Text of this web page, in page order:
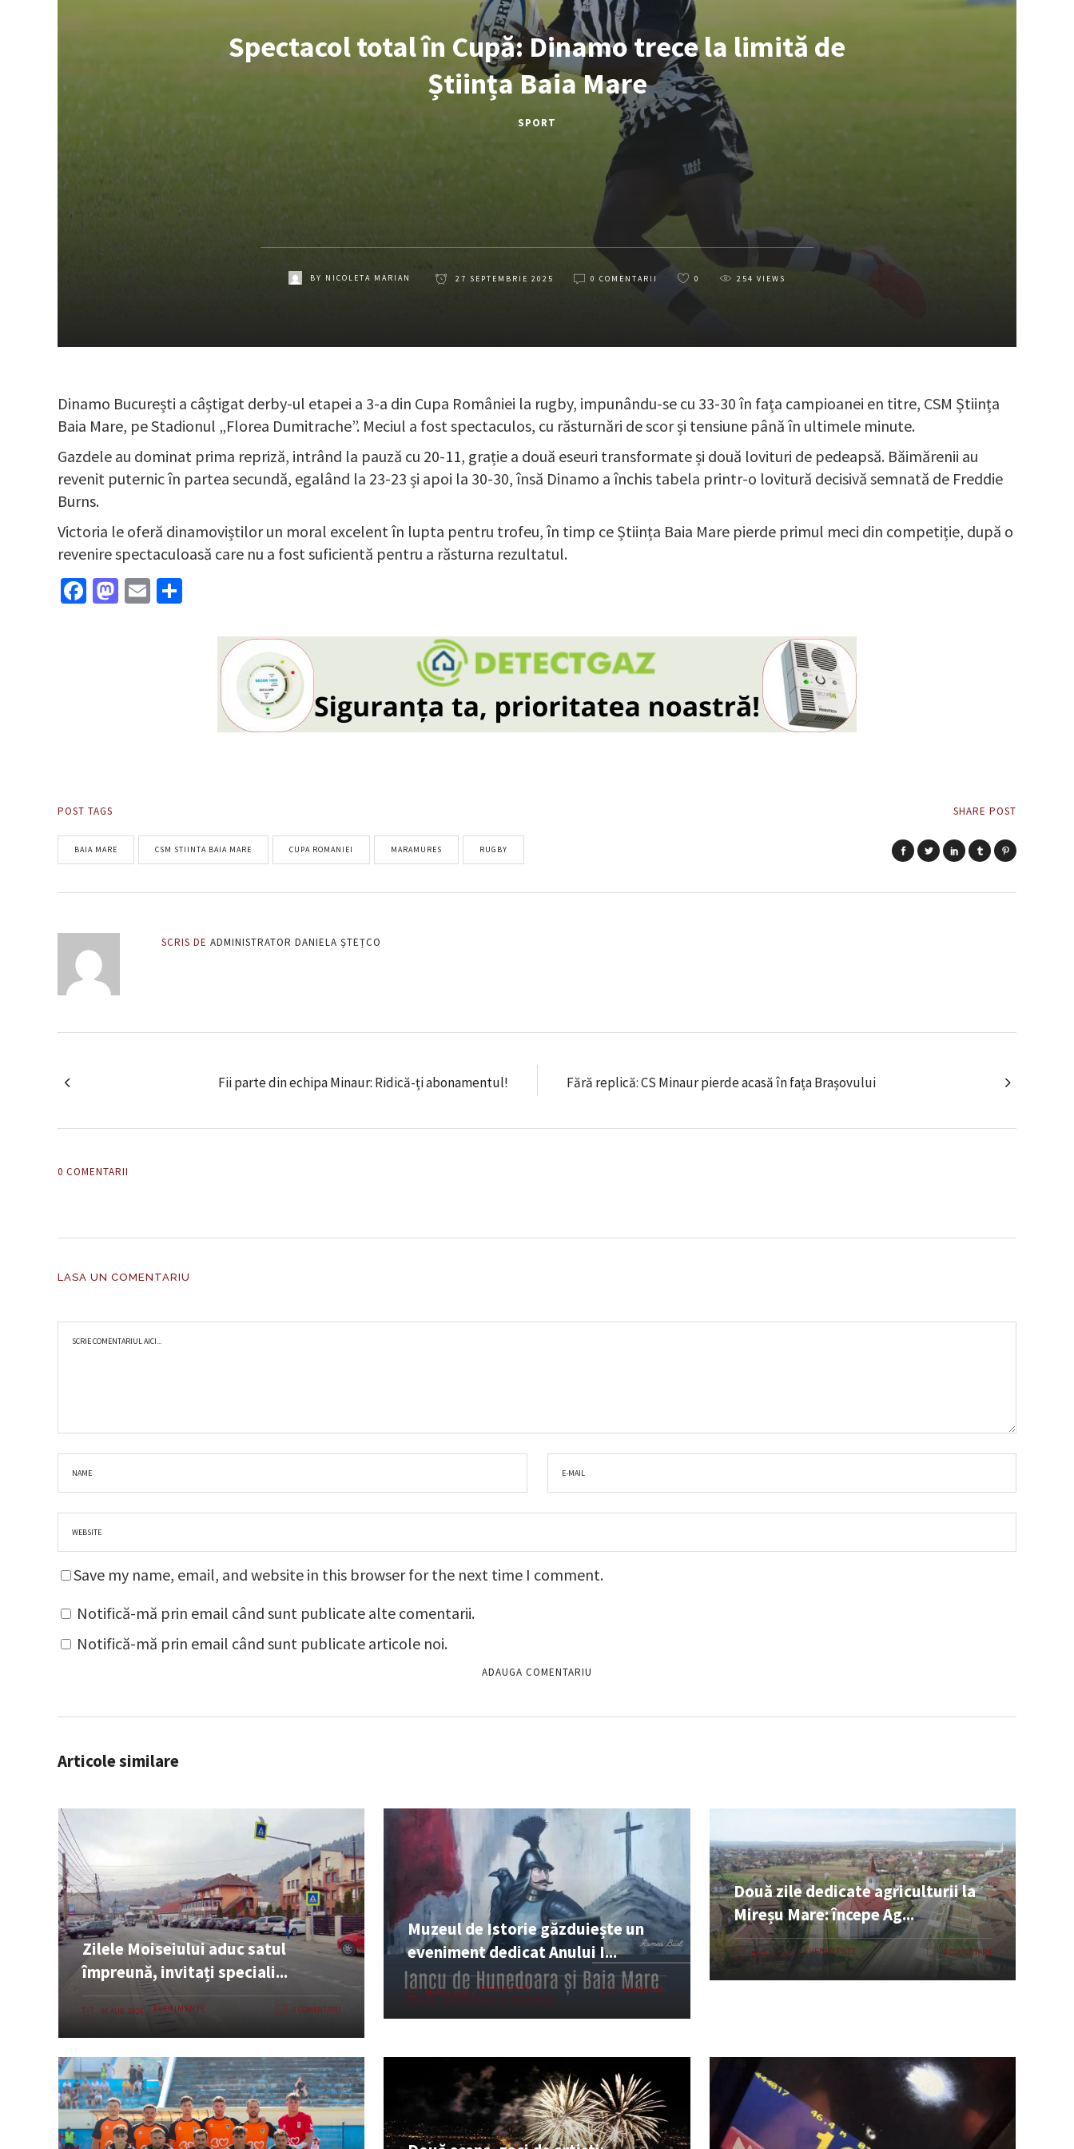
Spectacol total în Cupă: Dinamo trece la limită de
Știința Baia Mare
SPORT
BY NICOLETA MARIAN 27 SEPTEMBRIE 2025 0 COMENTARII 0 254 VIEWS
Dinamo București a câștigat derby-ul etapei a 3-a din Cupa României la rugby, impunându-se cu 33-30 în fața campioanei en titre, CSM Știința
Baia Mare, pe Stadionul „Florea Dumitrache”. Meciul a fost spectaculos, cu răsturnări de scor și tensiune până în ultimele minute.
Gazdele au dominat prima repriză, intrând la pauză cu 20-11, grație a două eseuri transformate și două lovituri de pedeapsă. Băimărenii au
revenit puternic în partea secundă, egalând la 23-23 și apoi la 30-30, însă Dinamo a închis tabela printr-o lovitură decisivă semnată de Freddie
Burns.
Victoria le oferă dinamoviștilor un moral excelent în lupta pentru trofeu, în timp ce Știința Baia Mare pierde primul meci din competiție, după o
revenire spectaculoasă care nu a fost suficientă pentru a răsturna rezultatul.
Facebook
Mastodon
Email
POST TAGS
BAIA MARE CSM STIINTA BAIA MARE CUPA ROMANIEI MARAMURES RUGBY
SHARE POST
SCRIS DE ADMINISTRATOR DANIELA ȘTEȚCO
Fii parte din echipa Minaur: Ridică-ți abonamentul! Fără replică: CS Minaur pierde acasă în fața Brașovului
0 COMENTARII
LASA UN COMENTARIU
Save my name, email, and website in this browser for the next time I comment.
Notifică-mă prin email când sunt publicate alte comentarii.
Notifică-mă prin email când sunt publicate articole noi.
Articole similare
Zilele Moiseiului aduc satul
împreună, invitați speciali...
06 AUG. 2026 EVENIMENTE 0 COMENTARII
Muzeul de Istorie găzduiește un
eveniment dedicat Anului I...
06 AUG. 2026 EVENIMENTE 0 COMENTARII
Două zile dedicate agriculturii la
Mireșu Mare: începe Ag...
06 AUG. 2026 EVENIMENTE 0 COMENTARII